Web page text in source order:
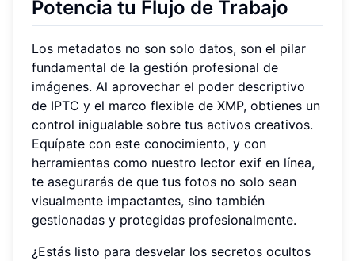
Potencia tu Flujo de Trabajo
Los metadatos no son solo datos, son el pilar
fundamental de la gestión profesional de
imágenes. Al aprovechar el poder descriptivo
de IPTC y el marco flexible de XMP, obtienes un
control inigualable sobre tus activos creativos.
Equípate con este conocimiento, y con
herramientas como nuestro lector exif en línea,
te asegurarás de que tus fotos no solo sean
visualmente impactantes, sino también
gestionadas y protegidas profesionalmente.
¿Estás listo para desvelar los secretos ocultos